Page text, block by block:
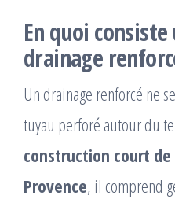
En quoi
drainage
Un drainage renforcé ne
tuyau perforé autour du
construction court
Provence, il comprend